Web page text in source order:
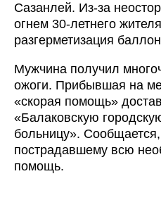
Сазанлей. Из-за
огнем 30-летнего
разгерметизация
Мужчина получил
ожоги. Прибывшая на
«скорая помощь»
«Балаковскую
больницу».
пострадавшему всю
помощь.